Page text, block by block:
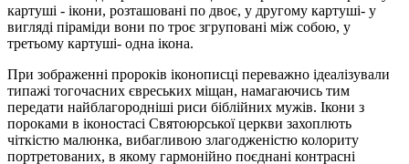
картуші - ікони, розташовані по двоє, у другому картуші- у
вигляді піраміди вони по троє згруповані між собою, у
третьому картуші- одна ікона.
При зображенні пророків іконописці переважно ідеалізували
типажі тогочасних євреських міщан, намагаючись тим
передати найблагородніші риси біблійних мужів. Ікони з
пороками в іконостасі Святоюрської церкви захоплють
чіткістю малюнка, вибагливою злагодженістю колориту
портретованих, в якому гармонійно поєднані контрасні